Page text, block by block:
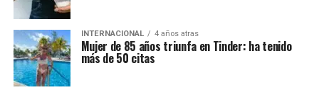
INTERNACIONAL 4 años atras
Mujer de 85 años triunfa en Tinder: ha tenido
más de 50 citas